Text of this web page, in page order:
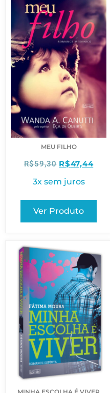
MEU FILHO
R$59,30 R$47,44
3x sem juros
Ver Produto